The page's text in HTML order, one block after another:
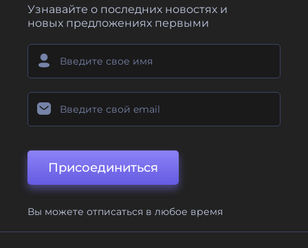
Узнавайте о последних новостях и
новых предложениях первыми
Присоединиться
Вы можете отписаться в любое время